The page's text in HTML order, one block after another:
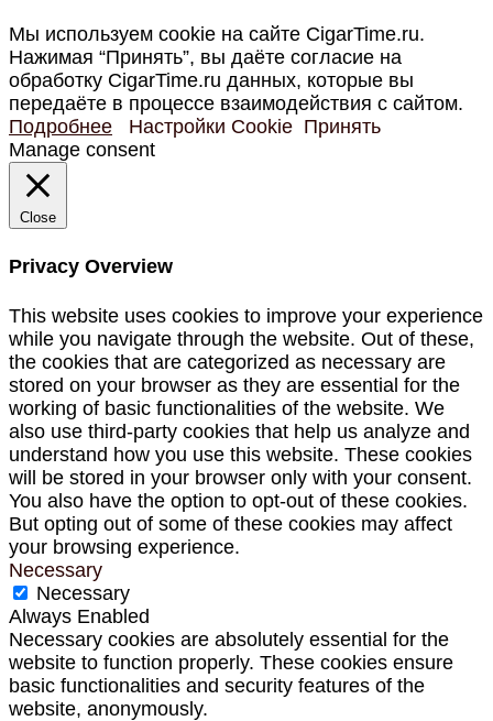
Мы используем cookie на сайте CigarTime.ru.
Нажимая “Принять”, вы даёте согласие на
обработку CigarTime.ru данных, которые вы
передаёте в процессе взаимодействия с сайтом.
Подробнее
Настройки Cookie Принять
Manage consent
Close
Privacy Overview
This website uses cookies to improve your experience
while you navigate through the website. Out of these,
the cookies that are categorized as necessary are
stored on your browser as they are essential for the
working of basic functionalities of the website. We
also use third-party cookies that help us analyze and
understand how you use this website. These cookies
will be stored in your browser only with your consent.
You also have the option to opt-out of these cookies.
But opting out of some of these cookies may affect
your browsing experience.
Necessary
Necessary
Always Enabled
Necessary cookies are absolutely essential for the
website to function properly. These cookies ensure
basic functionalities and security features of the
website, anonymously.